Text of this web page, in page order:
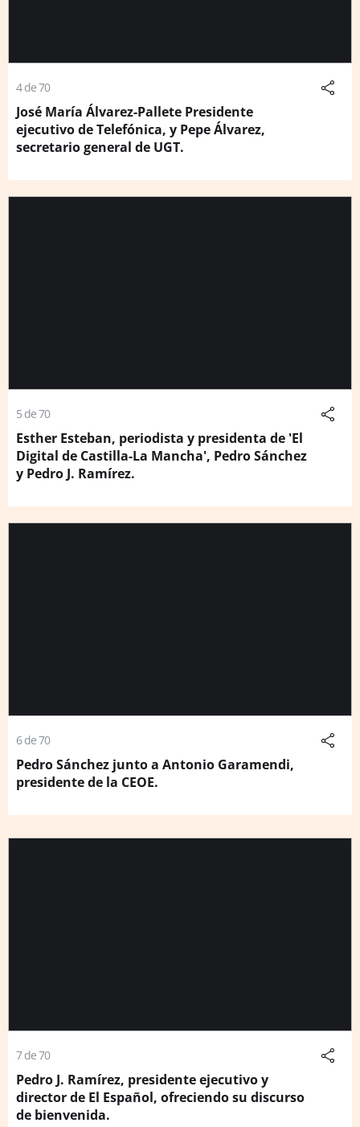
4 de 70
José María Álvarez-Pallete Presidente
ejecutivo de Telefónica, y Pepe Álvarez,
secretario general de UGT.
5 de 70
Esther Esteban, periodista y presidenta de 'El
Digital de Castilla-La Mancha', Pedro Sánchez
y Pedro J. Ramírez.
6 de 70
Pedro Sánchez junto a Antonio Garamendi,
presidente de la CEOE.
7 de 70
Pedro J. Ramírez, presidente ejecutivo y
director de El Español, ofreciendo su discurso
de bienvenida.